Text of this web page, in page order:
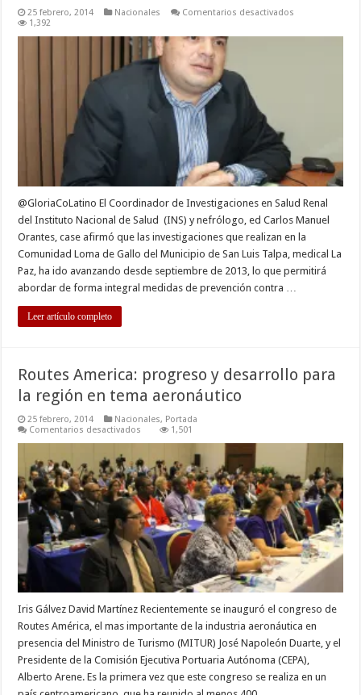
25 febrero, 2014 Nacionales Comentarios desactivados
1,392
@GloriaCoLatino El Coordinador de Investigaciones en Salud Renal
del Instituto Nacional de Salud (INS) y nefrólogo, ed Carlos Manuel
Orantes, case afirmó que las investigaciones que realizan en la
Comunidad Loma de Gallo del Municipio de San Luis Talpa, medical La
Paz, ha ido avanzando desde septiembre de 2013, lo que permitirá
abordar de forma integral medidas de prevención contra …
Leer artículo completo
Routes America: progreso y desarrollo para
la región en tema aeronáutico
25 febrero, 2014 Nacionales, Portada
Comentarios desactivados
progreso
y
desarrollo
para
la
región
en
tema
aeronáutico
1,501
Iris Gálvez David Martínez Recientemente se inauguró el congreso de
Routes América, el mas importante de la industria aeronáutica en
presencia del Ministro de Turismo (MITUR) José Napoleón Duarte, y el
Presidente de la Comisión Ejecutiva Portuaria Autónoma (CEPA),
Alberto Arene. Es la primera vez que este congreso se realiza en un